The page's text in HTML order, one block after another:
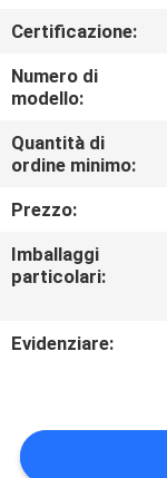
GIRO
DELLA
FABBRICA
CONTROLLO
DI
QUALITÀ
UNA
CITAZIONE
Certificazione:
Numero di
modello:
Quantità di
ordine minimo:
Prezzo:
Imballaggi
particolari:
Evidenziare: